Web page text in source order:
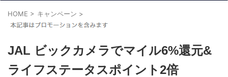
HOME > キャンペーン >
JAL ビックカメラでマイル6%還元&
ライフステータスポイント2倍